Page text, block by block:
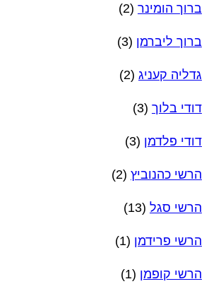
ברוך הומינר (2)
ברוך ליברמן (3)
גדליה קעניג (2)
דודי בלוך (3)
דודי פלדמן (3)
הרשי כהנוביץ (2)
הרשי סגל (13)
הרשי פרידמן (1)
הרשי קופמן (1)